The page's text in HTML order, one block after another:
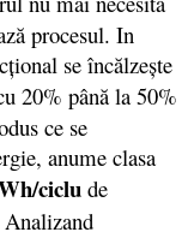
procesul. In
se încălzeşte
20% până la 50%
ce se
anume clasa
ciclude